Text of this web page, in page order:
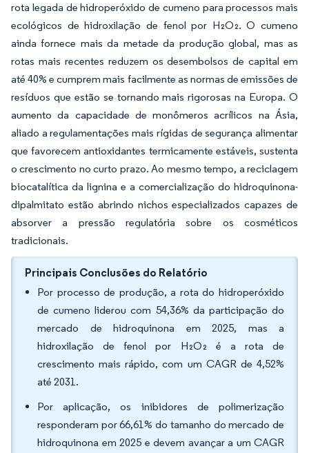
rota legada de hidroperóxido de cumeno para processos mais
ecológicos de hidroxilação de fenol por H₂O₂. O cumeno
ainda fornece mais da metade da produção global, mas as
rotas mais recentes reduzem os desembolsos de capital em
até 40% e cumprem mais facilmente as normas de emissões de
resíduos que estão se tornando mais rigorosas na Europa. O
aumento da capacidade de monômeros acrílicos na Ásia,
aliado a regulamentações mais rígidas de segurança alimentar
que favorecem antioxidantes termicamente estáveis, sustenta
o crescimento no curto prazo. Ao mesmo tempo, a reciclagem
biocatalítica da lignina e a comercialização do hidroquinona-
dipalmitato estão abrindo nichos especializados capazes de
absorver a pressão regulatória sobre os cosméticos
tradicionais.
Principais Conclusões do Relatório
Por processo de produção, a rota do hidroperóxido
de cumeno liderou com 54,36% da participação do
mercado de hidroquinona em 2025, mas a
hidroxilação de fenol por H₂O₂ é a rota de
crescimento mais rápido, com um CAGR de 4,52%
até 2031.
Por aplicação, os inibidores de polimerização
responderam por 66,61% do tamanho do mercado de
hidroquinona em 2025 e devem avançar a um CAGR